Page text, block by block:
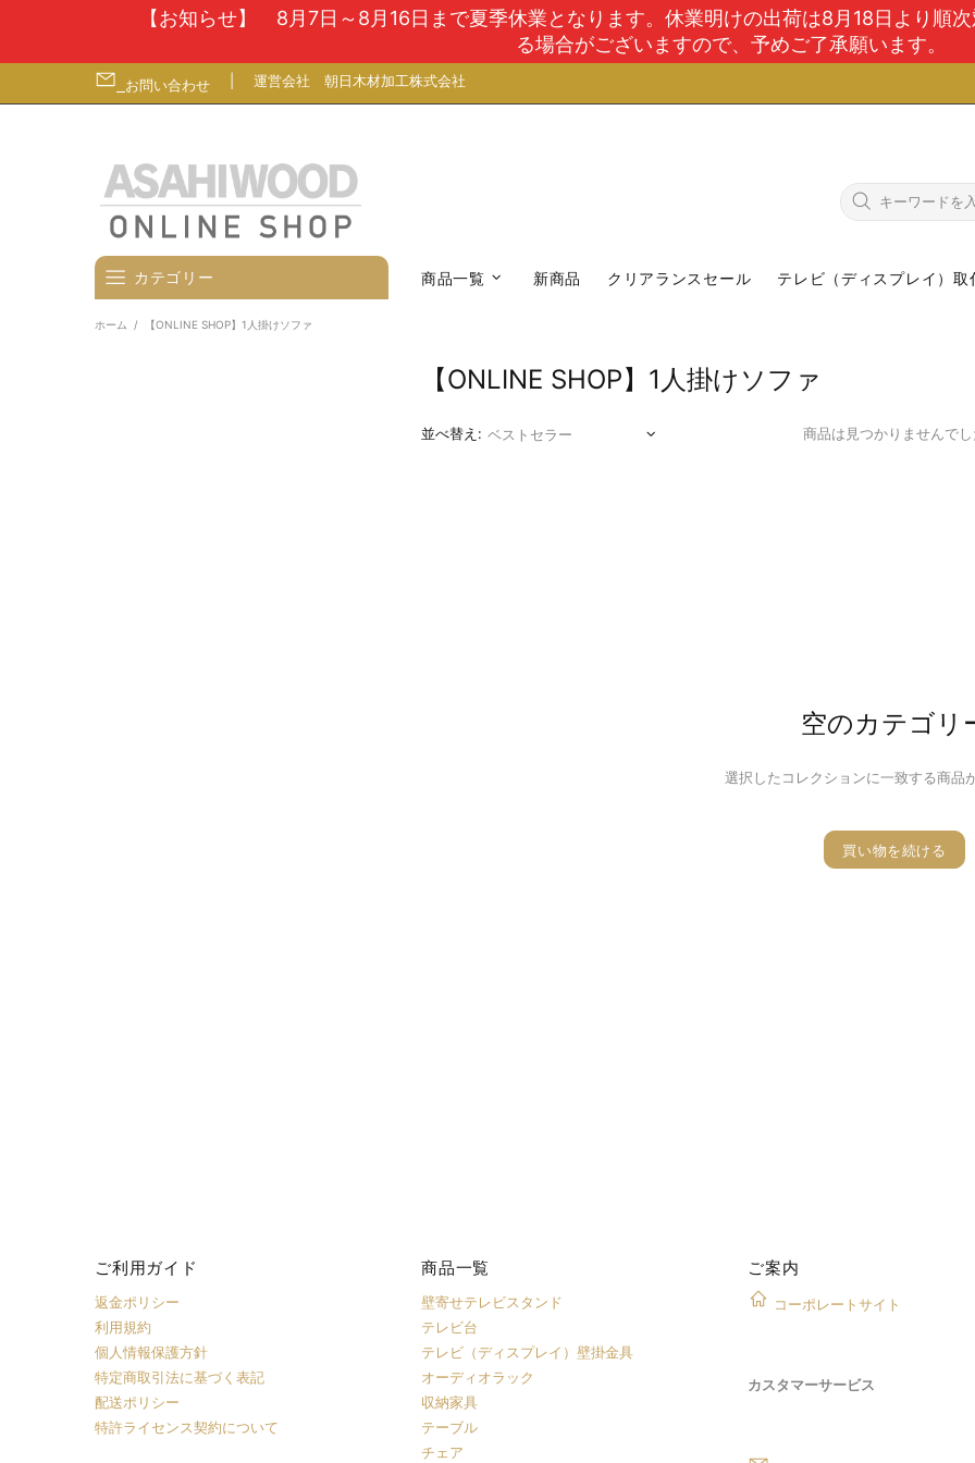
【お知らせ】 8月7日～8月16日まで夏季休業となります。休業明けの出荷は8月18日より順
る場合がございますので、予めご了承願います。
お問い合わせ 運営会社 朝日木材加工株式会社
カテゴリー
壁寄せテレビスタンド
商品一覧 新商品 クリアランスセール テレビ（ディスプレイ）取
ホーム 【ONLINE SHOP】1人掛けソファ
【ONLINE SHOP】1人掛けソファ
並べ替え: 商品は見つかりませんでし
空のカテゴリ
選択したコレクションに一致する商品
買い物を続ける
ご利用ガイド
返金ポリシー
利用規約
個人情報保護方針
特定商取引法に基づく表記
配送ポリシー
特許ライセンス契約について
商品一覧
壁寄せテレビスタンド
テレビ台
テレビ（ディスプレイ）壁掛金具
オーディオラック
収納家具
テーブル
チェア
ご案内
コーポレートサイト
カスタマーサービス